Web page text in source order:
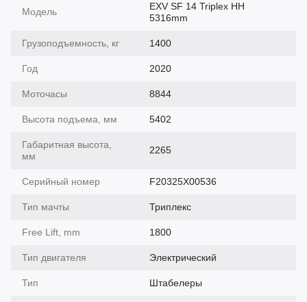
Модель
EXV SF 14 Triplex HH
5316mm
Грузоподъемность, кг 1400
Год 2020
Моточасы 8844
Высота подъема, мм 5402
Габаритная высота,
мм
2265
Серийный номер F20325X00536
Тип мачты Триплекс
Free Lift, mm 1800
Тип двигателя Электрический
Тип Штабелеры